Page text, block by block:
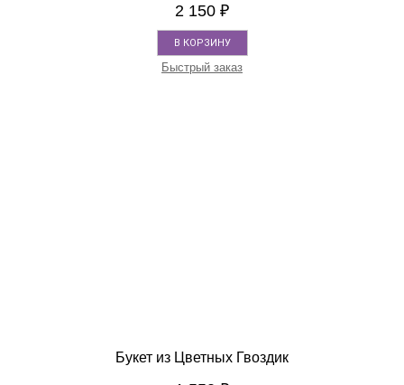
2 150 ₽
В КОРЗИНУ
Быстрый заказ
Букет из Цветных Гвоздик